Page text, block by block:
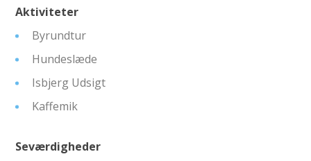
Aktiviteter
Byrundtur
Hundeslæde
Isbjerg Udsigt
Kaffemik
Seværdigheder